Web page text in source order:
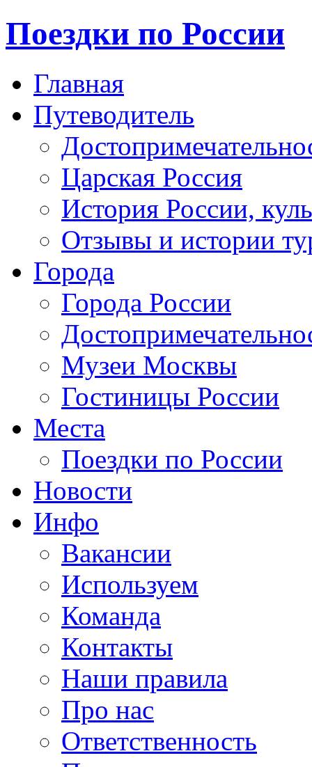
Поездки по России
Главная
Путеводитель
Царская Россия
История России,
Отзывы и истории
Города
Города России
Музеи Москвы
Гостиницы России
Места
Поездки по России
Новости
Инфо
Вакансии
Используем
Команда
Контакты
Наши правила
Про нас
Ответственность